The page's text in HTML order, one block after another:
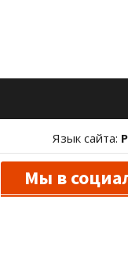
Язык сайта:
Мы в